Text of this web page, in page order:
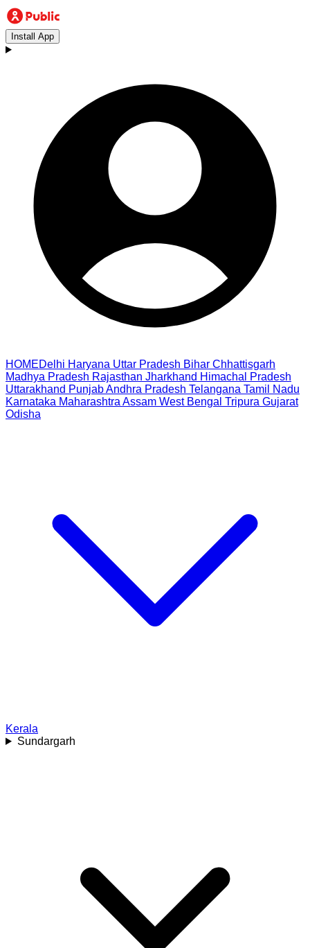
Install App
HOMEDelhi Haryana Uttar Pradesh Bihar Chhattisgarh
Madhya Pradesh Rajasthan Jharkhand Himachal Pradesh
Uttarakhand PunjabAndhra Pradesh Telangana Tamil Nadu
Karnataka Maharashtra Assam West Bengal Tripura Gujarat
Odisha
Kerala
Sundargarh